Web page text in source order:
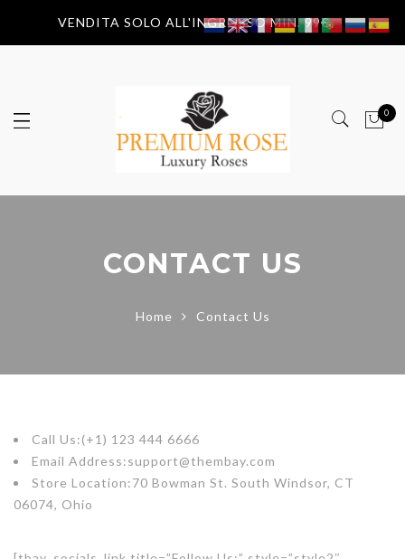
VENDITA SOLO ALL'INGROSSO MIN. 99€
0
CONTACT US
Home Contact Us
Call Us:(+1) 123 444 6666
Email Address:support@thembay.com
Store Location:70 Bowman St. South Windsor, CT
06074, Ohio